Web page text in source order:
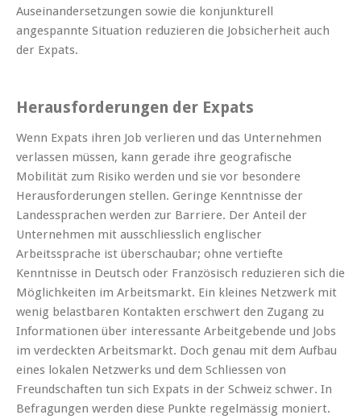
Auseinandersetzungen sowie die konjunkturell
angespannte Situation reduzieren die Jobsicherheit auch
der Expats.
Herausforderungen der Expats
Wenn Expats ihren Job verlieren und das Unternehmen
verlassen müssen, kann gerade ihre geografische
Mobilität zum Risiko werden und sie vor besondere
Herausforderungen stellen. Geringe Kenntnisse der
Landessprachen werden zur Barriere. Der Anteil der
Unternehmen mit ausschliesslich englischer
Arbeitssprache ist überschaubar; ohne vertiefte
Kenntnisse in Deutsch oder Französisch reduzieren sich die
Möglichkeiten im Arbeitsmarkt. Ein kleines Netzwerk mit
wenig belastbaren Kontakten erschwert den Zugang zu
Informationen über interessante Arbeitgebende und Jobs
im verdeckten Arbeitsmarkt. Doch genau mit dem Aufbau
eines lokalen Netzwerks und dem Schliessen von
Freundschaften tun sich Expats in der Schweiz schwer. In
Befragungen werden diese Punkte regelmässig moniert.